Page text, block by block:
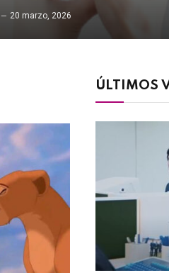
20 marzo, 2026
ÚLTIMOS